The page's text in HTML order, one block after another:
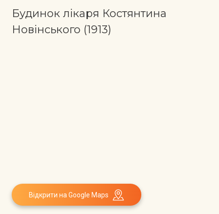
Будинок лікаря Костянтина
Новінського (1913)
Відкрити на Google Maps